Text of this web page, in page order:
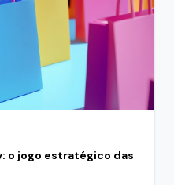
o jogo estratégico das